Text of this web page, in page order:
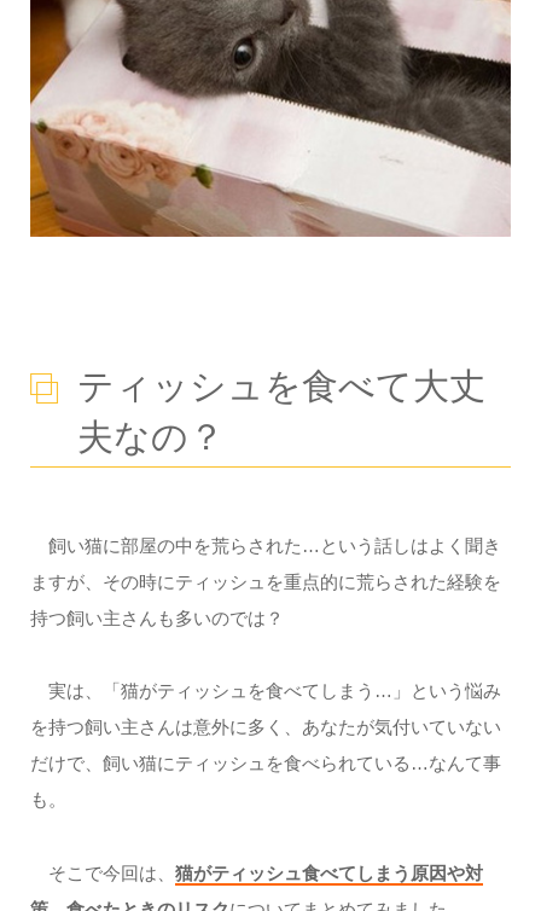
ティッシュを食べて大丈
夫なの？
飼い猫に部屋の中を荒らされた…という話しはよく聞き
ますが、その時にティッシュを重点的に荒らされた経験を
持つ飼い主さんも多いのでは？
実は、「猫がティッシュを食べてしまう…」という悩み
を持つ飼い主さんは意外に多く、あなたが気付いていない
だけで、飼い猫にティッシュを食べられている…なんて事
も。
そこで今回は、 猫がティッシュ食べてしまう原因や対